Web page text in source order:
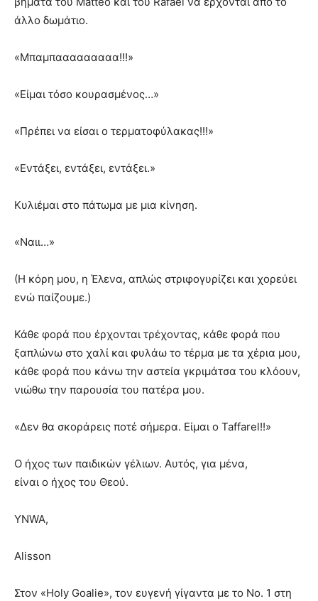
άλλο δωμάτιο.
«Μπαμπααααααααα!!!»
«Είμαι τόσο κουρασμένος…»
«Πρέπει να είσαι ο τερματοφύλακας!!!»
«Εντάξει, εντάξει, εντάξει.»
Κυλιέμαι στο πάτωμα με μια κίνηση.
«Ναιι…»
(Η κόρη μου, η Έλενα, απλώς στριφογυρίζει και χορεύει
ενώ παίζουμε.)
Κάθε φορά που έρχονται τρέχοντας, κάθε φορά που
ξαπλώνω στο χαλί και φυλάω το τέρμα με τα χέρια μου,
κάθε φορά που κάνω την αστεία γκριμάτσα του κλόουν,
νιώθω την παρουσία του πατέρα μου.
«Δεν θα σκοράρεις ποτέ σήμερα. Είμαι ο Taffarel!!»
Ο ήχος των παιδικών γέλιων. Αυτός, για μένα,
είναι ο ήχος του Θεού.
YNWA,
Alisson
Στον «Holy Goalie», τον ευγενή γίγαντα με το Νο. 1 στη